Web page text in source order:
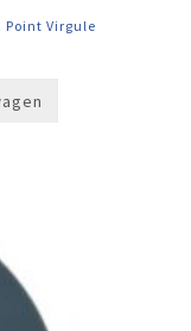
Point Virgule